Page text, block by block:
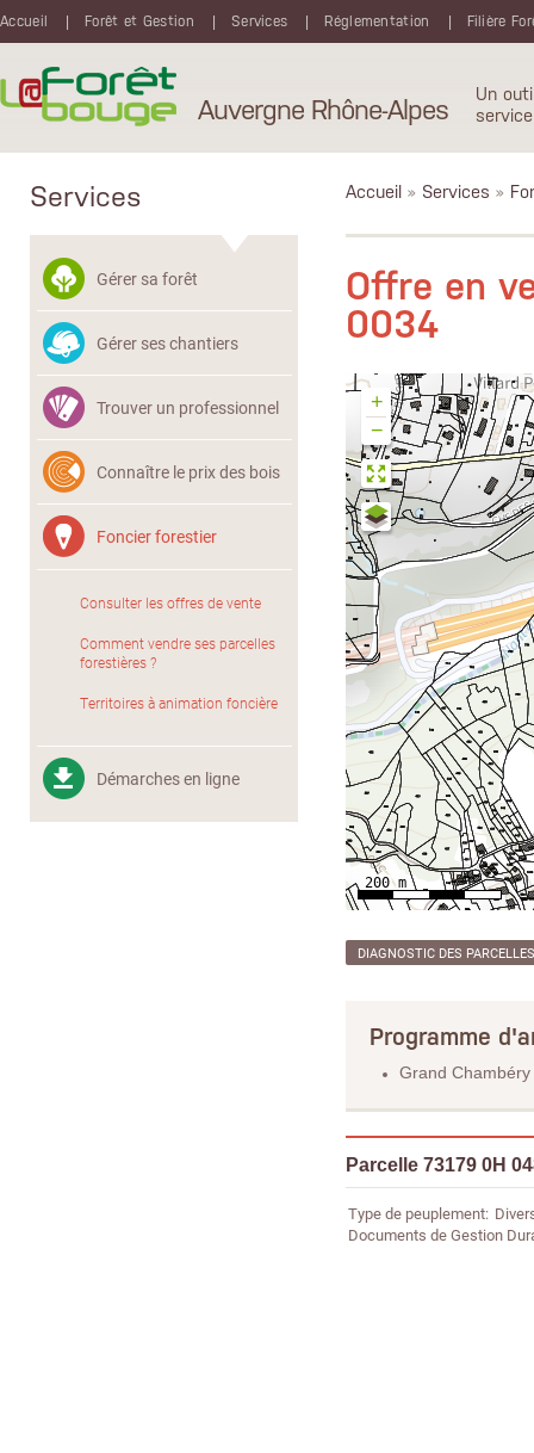
Accueil
Forêt et Gestion Services Réglementation Filière
Auvergne Rhône-Alpes
Un
Services
Gérer sa forêt
Gérer ses chantiers
Trouver un professionnel
Connaître le prix des bois
Foncier forestier
Consulter les offres de vente
Comment vendre ses parcelles
forestières ?
Territoires à animation foncière
Démarches en ligne
Accueil » Services »
Offre en
0034
+
−
DIAGNOSTIC DES PARCELLES
Programme
Grand Chambéry
Parcelle 73179 0H
Type de peuplement
Documents de Gestion